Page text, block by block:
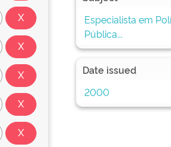
Especialista em
Pública...
Date issued
2000